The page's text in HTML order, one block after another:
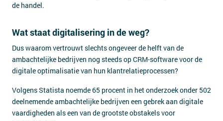
de handel.
Wat staat digitalisering in de weg?
Dus waarom vertrouwt slechts ongeveer de helft van de
ambachtelijke bedrijven nog steeds op CRM-software voor de
digitale optimalisatie van hun klantrelatieprocessen?
Volgens Statista noemde 65 procent in het onderzoek onder 502
deelnemende ambachtelijke bedrijven een gebrek aan digitale
vaardigheden als een van de grootste obstakels voor